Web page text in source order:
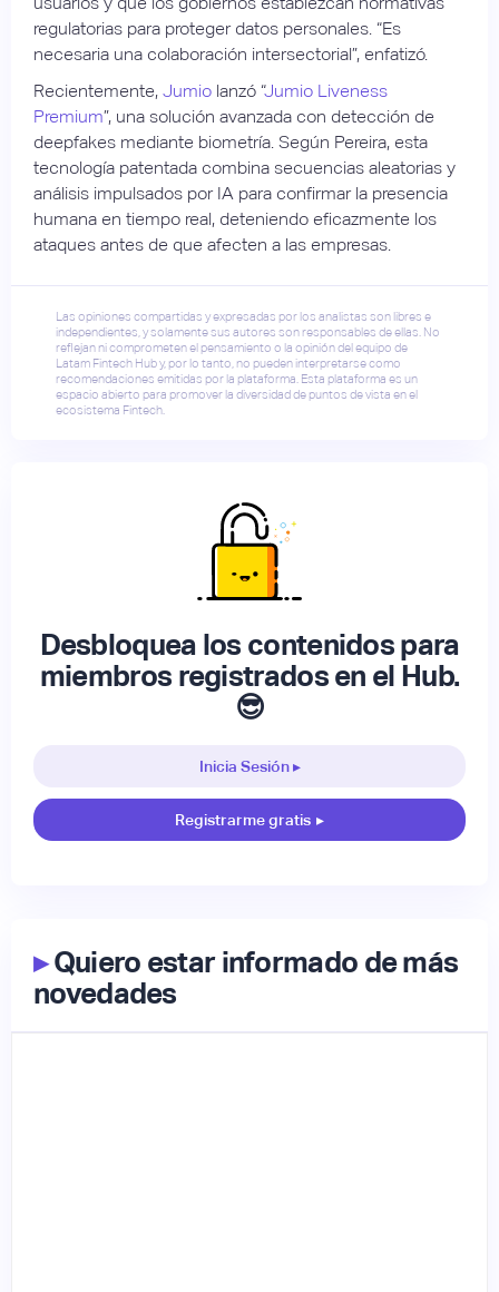
regulatorias para proteger datos personales. “Es
necesaria una colaboración intersectorial”, enfatizó.
Recientemente, Jumio lanzó “Jumio Liveness
Premium”, una solución avanzada con detección de
deepfakes mediante biometría. Según Pereira, esta
tecnología patentada combina secuencias aleatorias y
análisis impulsados por IA para confirmar la presencia
humana en tiempo real, deteniendo eficazmente los
ataques antes de que afecten a las empresas.
Las opiniones compartidas y expresadas por los analistas son libres e
independientes, y solamente sus autores son responsables de ellas. No
reflejan ni comprometen el pensamiento o la opinión del equipo de
Latam Fintech Hub y, por lo tanto, no pueden interpretarse como
recomendaciones emitidas por la plataforma. Esta plataforma es un
espacio abierto para promover la diversidad de puntos de vista en el
ecosistema Fintech.
Desbloquea los contenidos para
miembros registrados en el Hub.
😎
Inicia Sesión ▸
Registrarme gratis ▸
▸Quiero estar informado de más
novedades